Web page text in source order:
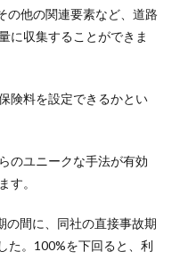
の他の関連要素など、道路
に収集することができま
険料を設定できるかとい
のユニークな手法が有効
す。
の間に、同社の直接事故期
た。100%を下回ると、利